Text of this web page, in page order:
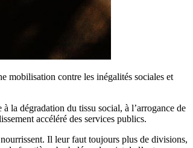
mobilisation contre les inégalités sociales et
la dégradation du tissu social, à l’arrogance de
accéléré des services publics.
Il leur faut toujours plus de divisions,